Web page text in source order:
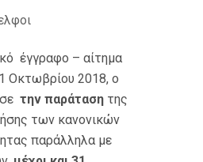
έγγραφο – αίτημα
Οκτωβρίου 2018, ο
την παράταση της
των κανονικών
παράλληλα με